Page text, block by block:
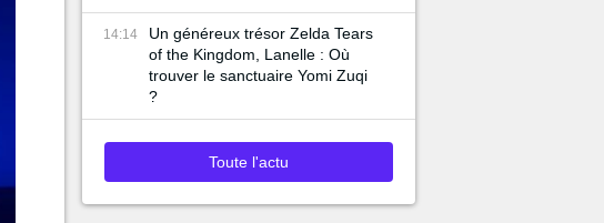
14:14
Un généreux trésor Zelda Tears
of the Kingdom, Lanelle : Où
trouver le sanctuaire Yomi Zuqi
?
Toute l'actu